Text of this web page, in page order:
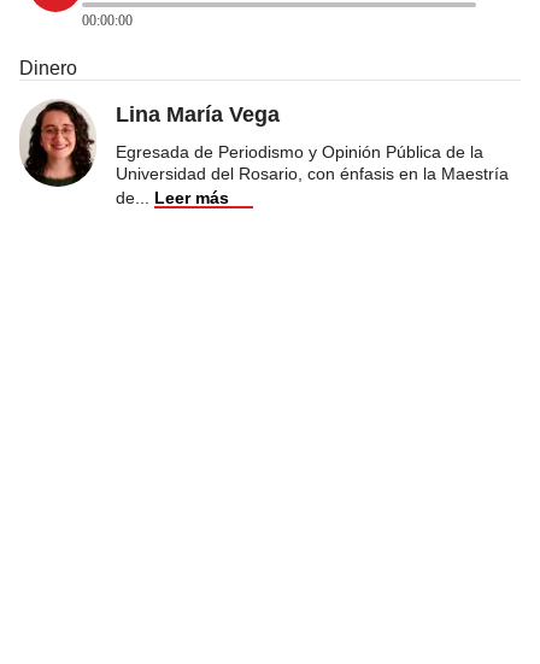
00:00:00
Dinero
Lina María Vega
Egresada de Periodismo y Opinión Pública de la
Universidad del Rosario, con énfasis en la Maestría
de
Leer más